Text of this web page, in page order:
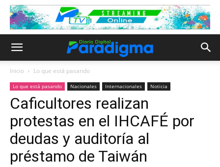
Inicio Lo que está pasando
Lo que está pasando Nacionales Internacionales Noticia
Caficultores realizan
protestas en el IHCAFÉ por
deudas y auditoría al
préstamo de Taiwán